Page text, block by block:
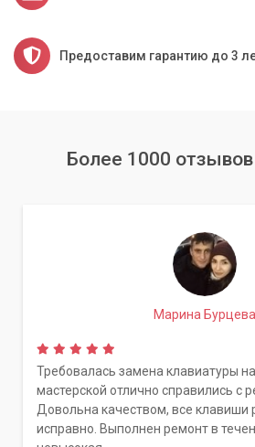
Предоставим гарантию до 3
Более 1000
Марина Бурцева
Требовалась замена клавиатуры
мастерской отлично справились с
Довольна качеством, все клавиши
исправно. Выполнен ремонт в